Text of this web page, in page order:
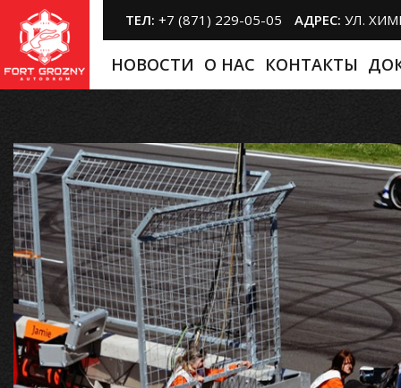
ТЕЛ: +7 (871) 229-05-05 АДРЕС: УЛ.
НОВОСТИ O НАС КОНТАКТЫ